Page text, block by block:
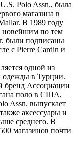
Polo Assn., была
магазина в
В 1989 году
новейшим по тем
были подписаны
с Pierre Cardin и
одной из
одежды в Турции.
бренд Ассоциации
поло в США,
Assn. выпускает
аксессуары и
среднего. В
магазинов почти